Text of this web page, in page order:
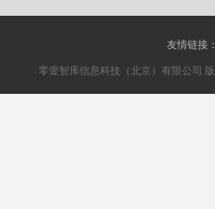
友情链接
零壹智库信息科技（北京）有限公司